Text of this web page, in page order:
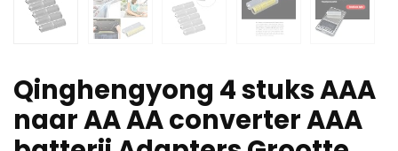
Qinghengyong 4 stuks AAA
naar AA AA converter AAA